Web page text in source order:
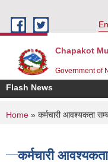
Chapakot
Government of
Flash News
You are here
Home » कर्मचारी आवश्यकता
कर्मचारी